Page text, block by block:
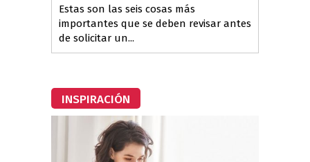
Estas son las seis cosas más
importantes que se deben revisar antes
de solicitar un...
INSPIRACIÓN